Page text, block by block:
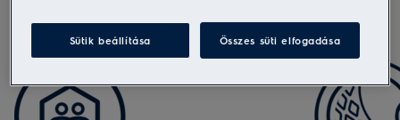
Sütik beállítása Összes süti elfogadása